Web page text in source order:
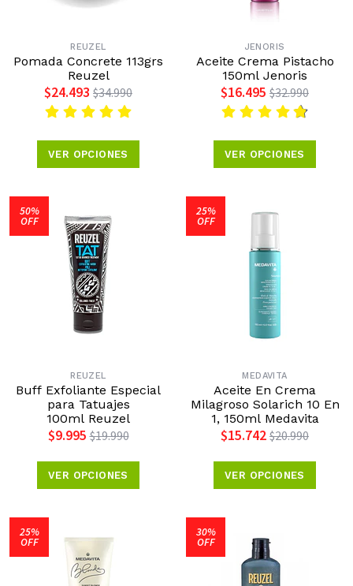
REUZEL
Pomada Concrete 113grs
Reuzel
$24.493 $34.990
VER OPCIONES
JENORIS
Aceite Crema Pistacho
150ml Jenoris
$16.495 $32.990
VER OPCIONES
50%
OFF
REUZEL
Buff Exfoliante Especial
para Tatuajes
100ml Reuzel
$9.995 $19.990
VER OPCIONES
25%
OFF
MEDAVITA
Aceite En Crema
Milagroso Solarich 10 En
1, 150ml Medavita
$15.742 $20.990
VER OPCIONES
25%
OFF
30%
OFF